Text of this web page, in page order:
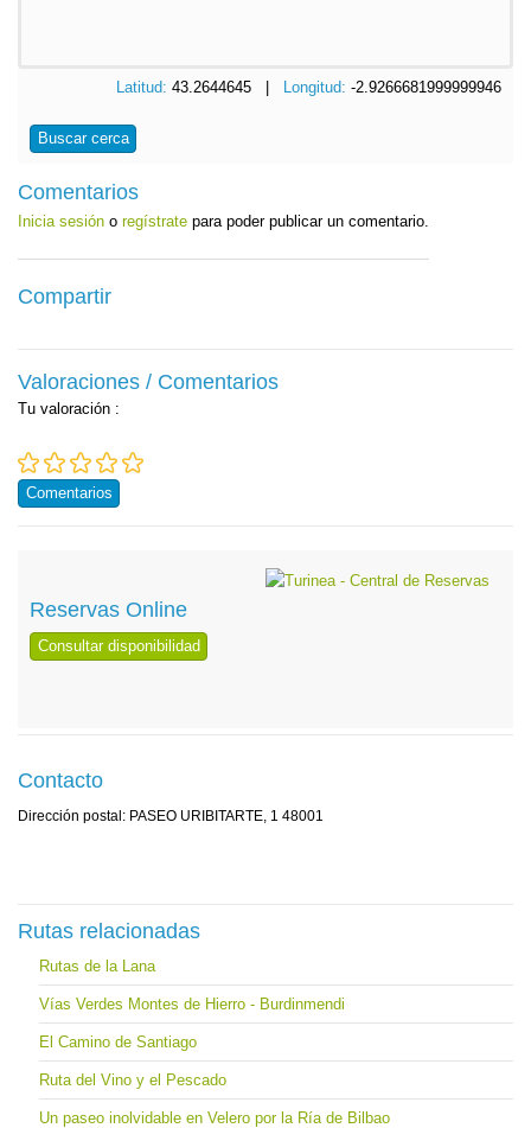
Latitud: 43.2644645 | Longitud: -2.9266681999999946
Buscar cerca
Comentarios
Inicia sesión o regístrate para poder publicar un comentario.
Compartir
Valoraciones / Comentarios
Tu valoración :
Comentarios
Reservas Online
Consultar disponibilidad
Contacto
Dirección postal: PASEO URIBITARTE, 1 48001
Rutas relacionadas
Rutas de la Lana
Vías Verdes Montes de Hierro - Burdinmendi
El Camino de Santiago
Ruta del Vino y el Pescado
Un paseo inolvidable en Velero por la Ría de Bilbao